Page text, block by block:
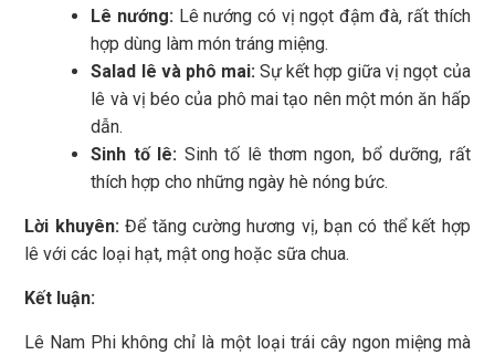
Lê nướng: Lê nướng có vị ngọt đậm đà, rất thích
hợp dùng làm món tráng miệng.
Salad lê và phô mai:Sự kết hợp giữa vị ngọt của
lê và vị béo của phô mai tạo nên một món ăn hấp
dẫn.
Sinh tố lê: Sinh tố lê thơm ngon, bổ dưỡng, rất
thích hợp cho những ngày hè nóng bức.
Lời khuyên:Để tăng cường hương vị, bạn có thể kết hợp
lê với các loại hạt, mật ong hoặc sữa chua.
Kết luận:
Lê Nam Phi không chỉ là một loại trái cây ngon miệng mà